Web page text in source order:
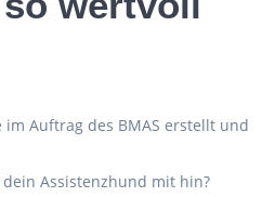
Auftrag des BMAS erstellt und
dein Assistenzhund mit hin?